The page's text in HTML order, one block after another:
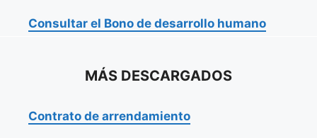
Consultar el Bono de desarrollo humano
MÁS DESCARGADOS
Contrato de arrendamiento